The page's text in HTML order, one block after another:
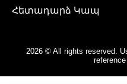
Հետադարձ Կապ
2026 © All rights reserved.